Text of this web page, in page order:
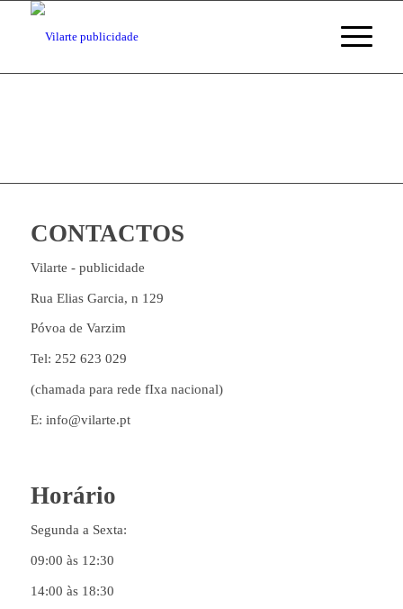
CONTACTOS
Vilarte - publicidade
Rua Elias Garcia, n 129
Póvoa de Varzim
Tel: 252 623 029
(chamada para rede fIxa nacional)
E: info@vilarte.pt
Horário
Segunda a Sexta:
09:00 às 12:30
14:00 às 18:30